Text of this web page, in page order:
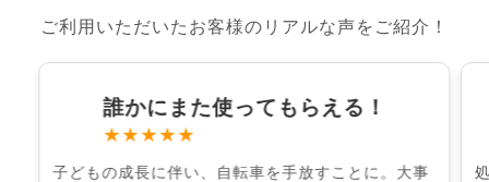
ご利用いただいたお客様のリアルな声をご紹介！
誰かにまた使ってもらえる！
★★★★★
子どもの成長に伴い、自転車を手放すことに。大事